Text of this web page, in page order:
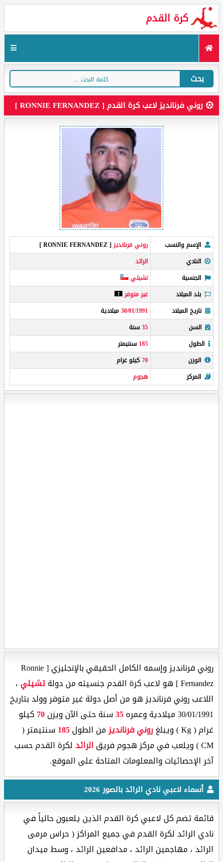
كرة القدم
بحث
روني فرنانديز لاعب كرة القدم [ RONNIE FERNANDEZ ]
الإسم والنسب روني فرنانديز[ RONNIE FERNANDEZ ]
النادي
الرائد
الجنسية
تشيلي
بلد الميلاد
غير متوفر
تاريخ الميلاد
30/01/1991ميلادية
السن
35سنة
الطول
185 سنتيمتر
الوزن
70كيلو غرام
المركز
هجوم
روني فرنانديز وإسمه الكامل الحقيقي بالإنجليزي [ Ronnie
Fernandez ] هو لاعب كرة القدم جنسيته من دولة
تشيلي،
اللاعب روني فرنانديز هو من أصل دولة غير متوفر وولد بتاريخ
30/01/1991 ميلادية وعمره
35سنة حتى الآن ويزن70كيلو
غرام ( Kg ) ويبلغ
روني فرنانديزمن الطول185سنتيمتر (
CM ) ويلعب في مركز هجوم فريق
الرائد لكرة القدم حسب
آخر الإحصائيات والمعلومات المتاحة على الموقع.
أسماء لاعبي نادي الرائد بالصور 2026
قائمة تضم كل لاعبي كرة القدم الذين يلعبون حالياً في
نادي الرائد لكرة القدم في جميع المراكز ( حراس مرمى
الرائد ، مهاجمين الرائد ، مدافعين الرائد ، وسط ميدان